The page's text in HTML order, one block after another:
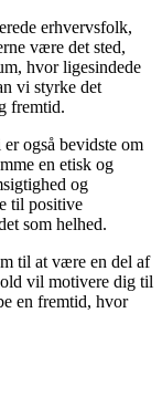
erhvervsfolk,
være det sted,
hvor ligesindede
vi styrke det
fremtid.
også bevidste om
en etisk og
og
til positive
som helhed.
til at være en del af
vil motivere dig til
en fremtid, hvor